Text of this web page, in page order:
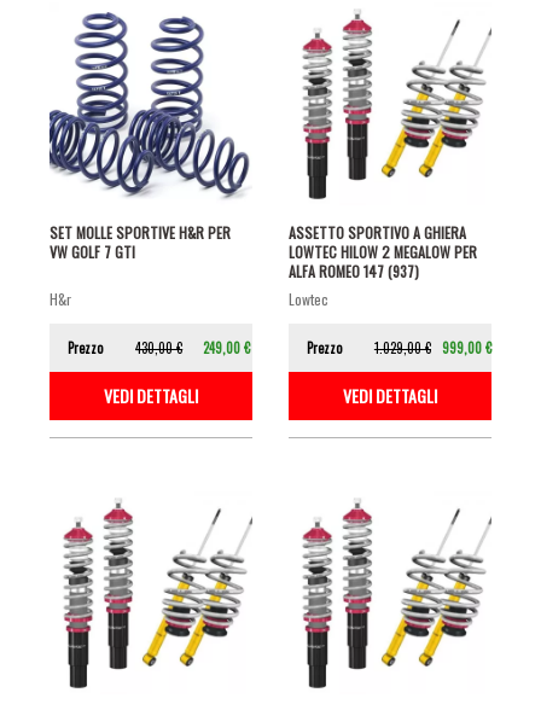
SET MOLLE SPORTIVE H&R PER
VW GOLF 7 GTI
h&r
Prezzo 430,00 € 249,00 €
VEDI DETTAGLI
ASSETTO SPORTIVO A GHIERA
LOWTEC HILOW 2 MEGALOW PER
ALFA ROMEO 147 (937)
lowtec
Prezzo 1.029,00 € 999,00 €
VEDI DETTAGLI